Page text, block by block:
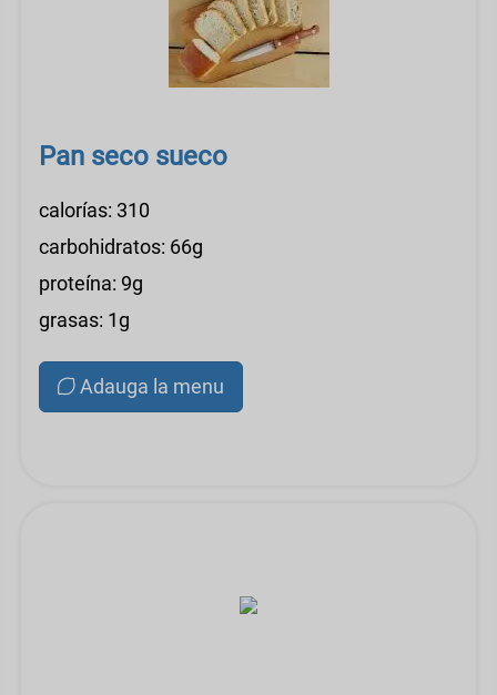
Pan seco sueco
calorías: 310
carbohidratos: 66g
proteína: 9g
grasas: 1g
Adauga la menu